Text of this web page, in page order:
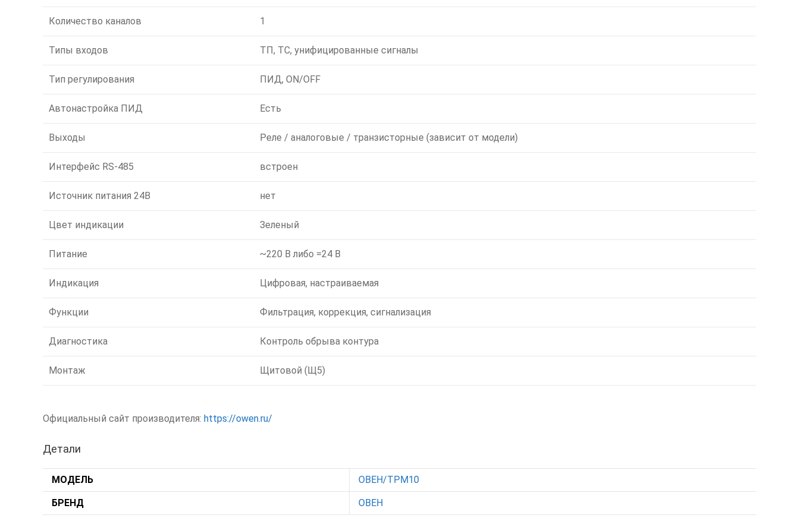
Количество каналов 1
Типы входов ТП, ТС, унифицированные сигналы
Тип регулирования ПИД, ON/OFF
Автонастройка ПИД Есть
Выходы Реле / аналоговые / транзисторные (зависит от модели)
Интерфейс RS-485 встроен
Источник питания 24В нет
Цвет индикации Зеленый
Питание ~220 В либо =24 В
Индикация Цифровая, настраиваемая
Функции Фильтрация, коррекция, сигнализация
Диагностика Контроль обрыва контура
Монтаж Щитовой (Щ5)
Официальный сайт производителя: https://owen.ru/
Детали
МОДЕЛЬ ОВЕН/ТРМ10
БРЕНД ОВЕН